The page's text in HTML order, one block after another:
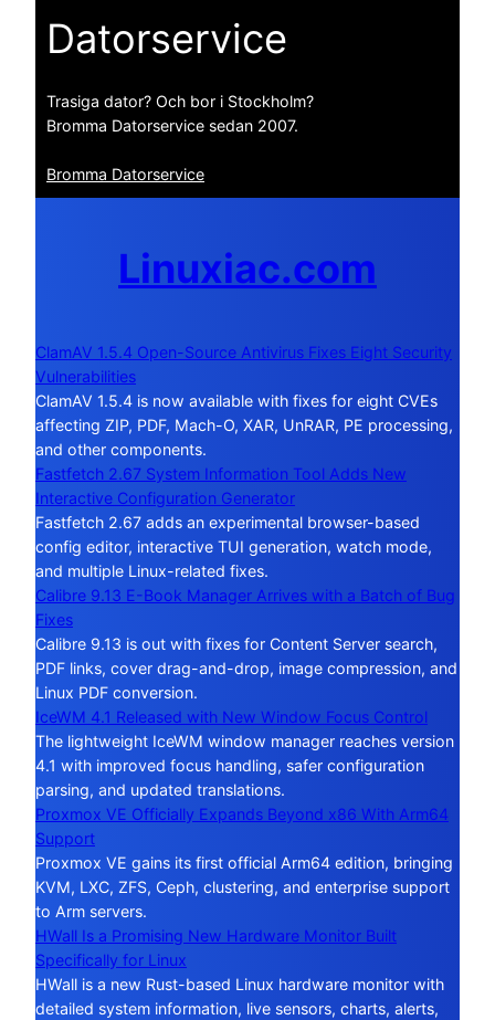
Datorservice
Trasiga dator? Och bor i Stockholm?
Bromma Datorservice sedan 2007.
Bromma Datorservice
Linuxiac.com
ClamAV 1.5.4 Open-Source Antivirus Fixes Eight Security
Vulnerabilities
ClamAV 1.5.4 is now available with fixes for eight CVEs
affecting ZIP, PDF, Mach-O, XAR, UnRAR, PE processing,
and other components.
Fastfetch 2.67 System Information Tool Adds New
Interactive Configuration Generator
Fastfetch 2.67 adds an experimental browser-based
config editor, interactive TUI generation, watch mode,
and multiple Linux-related fixes.
Calibre 9.13 E-Book Manager Arrives with a Batch of Bug
Fixes
Calibre 9.13 is out with fixes for Content Server search,
PDF links, cover drag-and-drop, image compression, and
Linux PDF conversion.
IceWM 4.1 Released with New Window Focus Control
The lightweight IceWM window manager reaches version
4.1 with improved focus handling, safer configuration
parsing, and updated translations.
Proxmox VE Officially Expands Beyond x86 With Arm64
Support
Proxmox VE gains its first official Arm64 edition, bringing
KVM, LXC, ZFS, Ceph, clustering, and enterprise support
to Arm servers.
HWall Is a Promising New Hardware Monitor Built
Specifically for Linux
HWall is a new Rust-based Linux hardware monitor with
detailed system information, live sensors, charts, alerts,